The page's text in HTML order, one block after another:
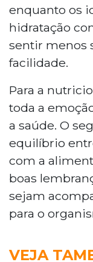
enquanto os
hidratação
sentir menos
facilidade.
Para a
toda a
a saúde. O
equilíbrio
com a
boas
sejam
para o
VEJA